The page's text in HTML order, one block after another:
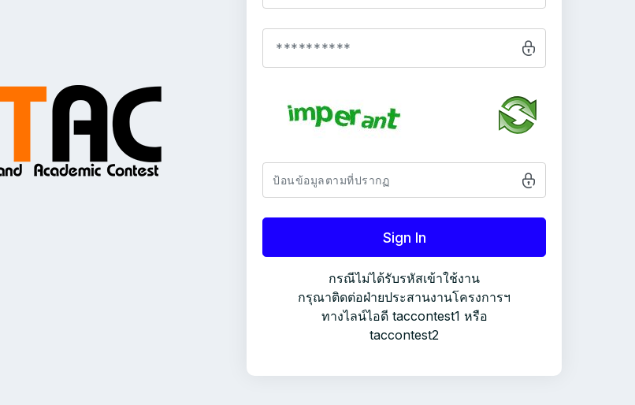
Sign In
กรณีไม่ได้รับรหัสเข้าใช้งาน
กรุณาติดต่อฝ่ายประสานงานโครงการฯ
ทางไลน์ไอดี taccontest1 หรือ
taccontest2